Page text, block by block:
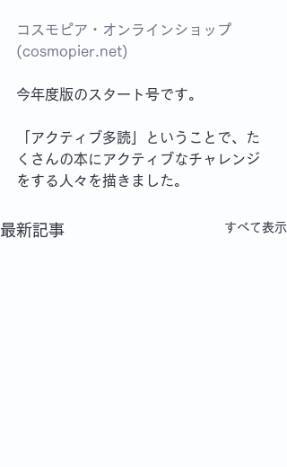
コスモピア・オンラインショップ
(cosmopier.net)
今年度版のスタート号です。
「アクティブ多読」ということで、た
くさんの本にアクティブなチャレンジ
をする人々を描きました。
最新記事 すべて表示